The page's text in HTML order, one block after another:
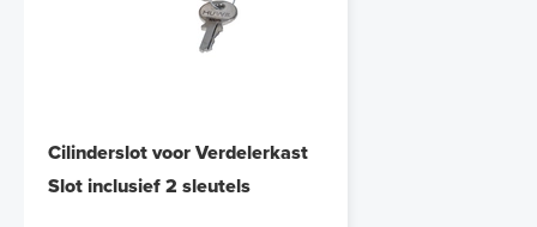
Cilinderslot voor Verdelerkast
Slot inclusief 2 sleutels